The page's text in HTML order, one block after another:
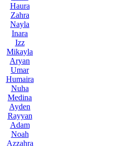
Haura
Zahra
Nayla
Inara
Izz
Mikayla
Aryan
Umar
Humaira
Nuha
Medina
Ayden
Rayyan
Adam
Noah
Azzahra